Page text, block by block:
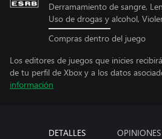
Derramamiento de sangre,
Uso de drogas y alcohol,
Compras dentro del juego
Los editores de juegos que inicies
de tu perfil de Xbox y a los datos
información
DETALLES OPINIONES